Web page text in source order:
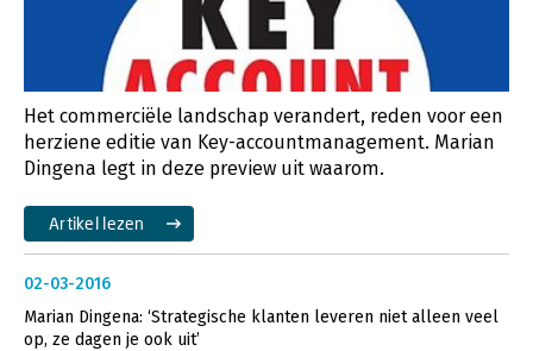
Het commerciële landschap verandert, reden voor een
herziene editie van Key-accountmanagement. Marian
Dingena legt in deze preview uit waarom.
Artikel lezen
02-03-2016
Marian Dingena: ‘Strategische klanten leveren niet alleen veel
op, ze dagen je ook uit’